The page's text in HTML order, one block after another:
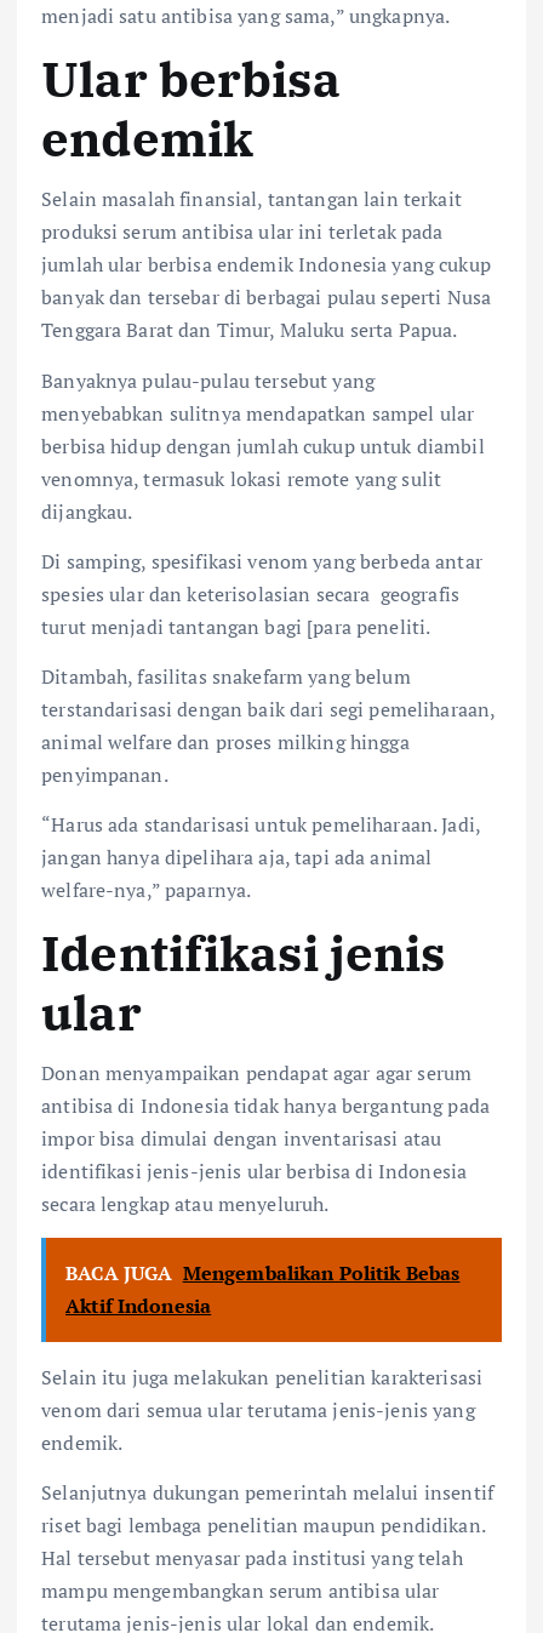
menjadi satu antibisa yang sama,” ungkapnya.
Ular berbisa
endemik
Selain masalah finansial, tantangan lain terkait
produksi serum antibisa ular ini terletak pada
jumlah ular berbisa endemik Indonesia yang cukup
banyak dan tersebar di berbagai pulau seperti Nusa
Tenggara Barat dan Timur, Maluku serta Papua.
Banyaknya pulau-pulau tersebut yang
menyebabkan sulitnya mendapatkan sampel ular
berbisa hidup dengan jumlah cukup untuk diambil
venomnya, termasuk lokasi remote yang sulit
dijangkau.
Di samping, spesifikasi venom yang berbeda antar
spesies ular dan keterisolasian secara geografis
turut menjadi tantangan bagi [para peneliti.
Ditambah, fasilitas snakefarm yang belum
terstandarisasi dengan baik dari segi pemeliharaan,
animal welfare dan proses milking hingga
penyimpanan.
“Harus ada standarisasi untuk pemeliharaan. Jadi,
jangan hanya dipelihara aja, tapi ada animal
welfare-nya,” paparnya.
Identifikasi jenis
ular
Donan menyampaikan pendapat agar agar serum
antibisa di Indonesia tidak hanya bergantung pada
impor bisa dimulai dengan inventarisasi atau
identifikasi jenis-jenis ular berbisa di Indonesia
secara lengkap atau menyeluruh.
BACA JUGA Mengembalikan Politik Bebas
Aktif Indonesia
Selain itu juga melakukan penelitian karakterisasi
venom dari semua ular terutama jenis-jenis yang
endemik.
Selanjutnya dukungan pemerintah melalui ⁠insentif
riset bagi lembaga penelitian maupun pendidikan.
Hal tersebut menyasar pada institusi yang telah
mampu mengembangkan serum antibisa ular
terutama jenis-jenis ular lokal dan endemik.